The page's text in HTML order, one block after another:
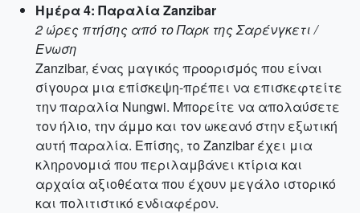
Ημέρα 4: Παραλία Zanzibar
2 ώρες πτήσης από το Παρκ της Σαρένγκετι /
Ενωση
Zanzibar, ένας μαγικός προορισμός που είναι
σίγουρα μια επίσκεψη-πρέπει να επισκεφτείτε
την παραλία Nungwi. Μπορείτε να απολαύσετε
τον ήλιο, την άμμο και τον ωκεανό στην εξωτική
αυτή παραλία. Επίσης, το Zanzibar έχει μια
κληρονομιά που περιλαμβάνει κτίρια και
αρχαία αξιοθέατα που έχουν μεγάλο ιστορικό
και πολιτιστικό ενδιαφέρον.